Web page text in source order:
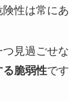
性は常にあ
見過ごせな
る脆弱性です